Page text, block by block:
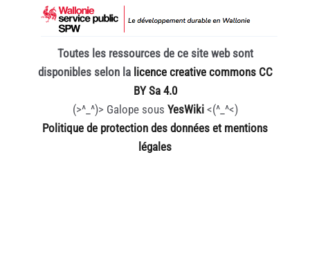
Toutes les ressources de ce site web sont
disponibles selon la licence creative commons CC
BY Sa 4.0
(>^_^)> Galope sous YesWiki<(^_^<)
Politique de protection des données et mentions
légales